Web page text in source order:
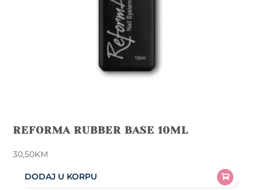
REFORMA RUBBER BASE 10ML
30,50KM
DODAJ U KORPU